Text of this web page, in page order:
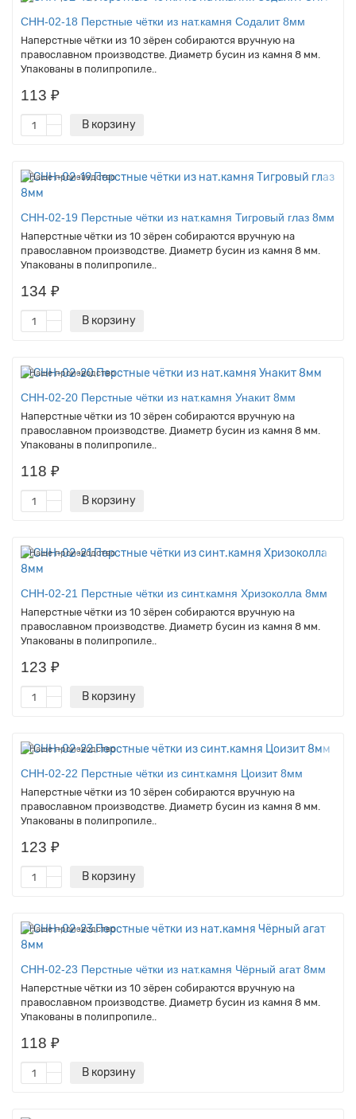
CHH-02-18 Перстные чётки из нат.камня Содалит 8мм
Наперстные чётки из 10 зёрен собираются вручную на
православном производстве. Диаметр бусин из камня 8 мм.
Упакованы в полипропиле..
113 ₽
В корзину
Наше производство
CHH-02-19 Перстные чётки из нат.камня Тигровый глаз 8мм
Наперстные чётки из 10 зёрен собираются вручную на
православном производстве. Диаметр бусин из камня 8 мм.
Упакованы в полипропиле..
134 ₽
В корзину
Наше производство
CHH-02-20 Перстные чётки из нат.камня Унакит 8мм
Наперстные чётки из 10 зёрен собираются вручную на
православном производстве. Диаметр бусин из камня 8 мм.
Упакованы в полипропиле..
118 ₽
В корзину
Наше производство
CHH-02-21 Перстные чётки из синт.камня Хризоколла 8мм
Наперстные чётки из 10 зёрен собираются вручную на
православном производстве. Диаметр бусин из камня 8 мм.
Упакованы в полипропиле..
123 ₽
В корзину
Наше производство
CHH-02-22 Перстные чётки из синт.камня Цоизит 8мм
Наперстные чётки из 10 зёрен собираются вручную на
православном производстве. Диаметр бусин из камня 8 мм.
Упакованы в полипропиле..
123 ₽
В корзину
Наше производство
CHH-02-23 Перстные чётки из нат.камня Чёрный агат 8мм
Наперстные чётки из 10 зёрен собираются вручную на
православном производстве. Диаметр бусин из камня 8 мм.
Упакованы в полипропиле..
118 ₽
В корзину